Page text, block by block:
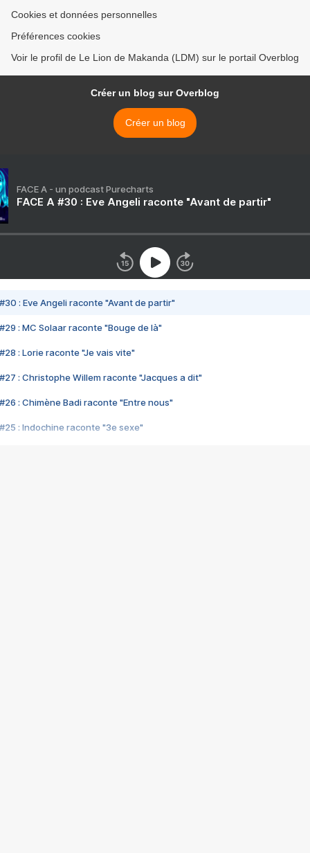
Cookies et données personnelles
Préférences cookies
Voir le profil de Le Lion de Makanda (LDM) sur le portail Overblog
Créer un blog sur Overblog
Créer un blog
FACE A - un podcast Purecharts
FACE A #30 : Eve Angeli raconte "Avant de partir"
#30 : Eve Angeli raconte "Avant de partir"
#29 : MC Solaar raconte "Bouge de là"
#28 : Lorie raconte "Je vais vite"
#27 : Christophe Willem raconte "Jacques a dit"
#26 : Chimène Badi raconte "Entre nous"
#25 : Indochine raconte "3e sexe"